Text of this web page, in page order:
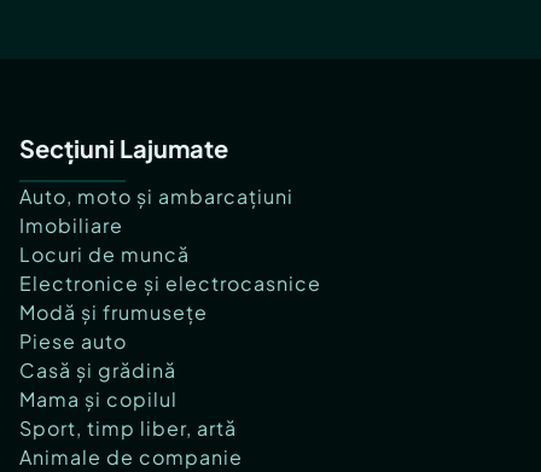
Secțiuni Lajumate
Auto, moto și ambarcațiuni
Imobiliare
Locuri de muncă
Electronice și electrocasnice
Modă și frumusețe
Piese auto
Casă și grădină
Mama și copilul
Sport, timp liber, artă
Animale de companie